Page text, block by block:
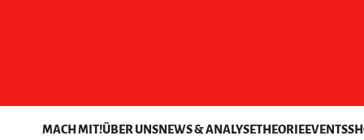
MACH MIT!ÜBER UNSNEWS & ANALYSETHEORIEEVENTS